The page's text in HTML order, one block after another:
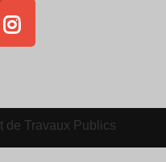
de Travaux Publics